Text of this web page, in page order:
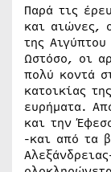
Παρά τις
και αιώνες,
της
Ωστόσο, οι
πολύ κοντά
κατοικίας
ευρήματα.
και την
-και από τα